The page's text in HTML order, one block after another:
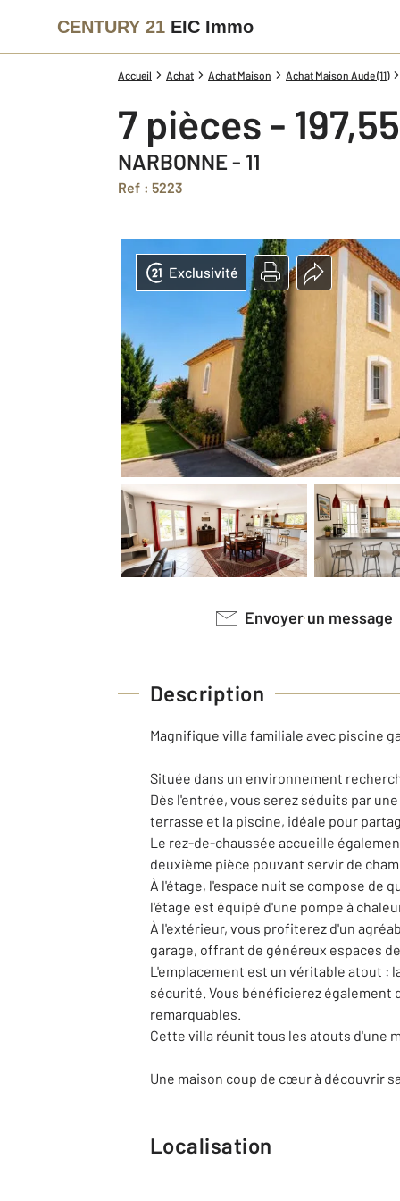
CENTURY 21 EIC Immo
Accueil Achat Achat Maison Achat Maison Aude (11)
7 pièces -
NARBONNE - 11
Ref : 5223
Exclusivité
Envoyer un message
Description
Magnifique villa familiale avec piscine
Située dans un environnement
Dès l'entrée, vous serez séduits par
terrasse et la piscine, idéale pour
Le rez-de-chaussée accueille
deuxième pièce pouvant servir de
À l'étage, l'espace nuit se compose de
l'étage est équipé d'une pompe à
À l'extérieur, vous profiterez d'un
garage, offrant de généreux espaces
L'emplacement est un véritable atout :
sécurité. Vous bénéficierez également
remarquables.
Cette villa réunit tous les atouts d'une
Une maison coup de cœur à découvrir
Localisation